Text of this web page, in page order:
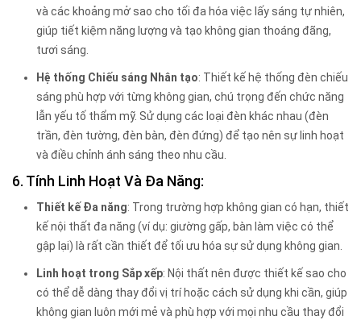
và các khoảng mở sao cho tối đa hóa việc lấy sáng tự nhiên,
giúp tiết kiệm năng lượng và tạo không gian thoáng đãng,
tươi sáng.
Hệ thống Chiếu sáng Nhân tạo: Thiết kế hệ thống đèn chiếu
sáng phù hợp với từng không gian, chú trọng đến chức năng
lẫn yếu tố thẩm mỹ. Sử dụng các loại đèn khác nhau (đèn
trần, đèn tường, đèn bàn, đèn đứng) để tạo nên sự linh hoạt
và điều chỉnh ánh sáng theo nhu cầu.
6. Tính Linh Hoạt Và Đa Năng:
Thiết kế Đa năng: Trong trường hợp không gian có hạn, thiết
kế nội thất đa năng (ví dụ: giường gấp, bàn làm việc có thể
gập lại) là rất cần thiết để tối ưu hóa sự sử dụng không gian.
Linh hoạt trong Sắp xếp: Nội thất nên được thiết kế sao cho
có thể dễ dàng thay đổi vị trí hoặc cách sử dụng khi cần, giúp
không gian luôn mới mẻ và phù hợp với mọi nhu cầu thay đổi